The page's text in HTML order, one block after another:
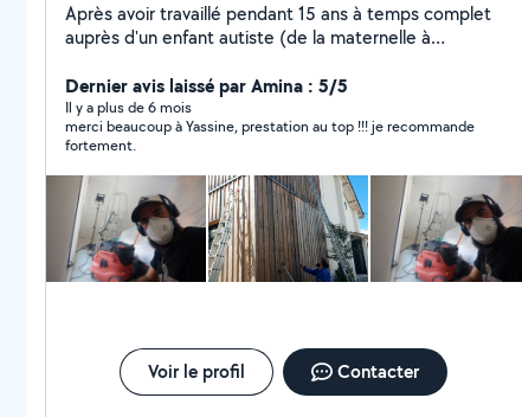
Après avoir travaillé pendant 15 ans à temps complet
auprès d'un enfant autiste (de la maternelle à
passionné, perfectionniste, et sérieux!! Je dispose de
tout les outils nécessaires pour effectuer vos petits et
gros travaux. Je peux aider et partager avec vous mon
savoir-faire en : -Peinture -Pose de cuisines -Plomberie -
Revêtement de sol -Terasses -Pergola -Agencement
sur mesure -Jardinage -Montage de meubles -
Déménagement -Mécanique automobile etc Je reste à
votre disposition pour tout renseignements et/ou
questions Au plaisir d'échanger avec vous
Dernier avis laissé par Amina : 5/5
Il y a plus de 6 mois
merci beaucoup à Yassine, prestation au top !!! je recommande
fortement.
Voir le profil Contacter